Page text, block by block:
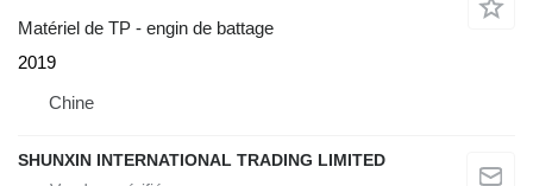
Matériel de TP - engin de battage
2019
Chine
SHUNXIN INTERNATIONAL TRADING LIMITED